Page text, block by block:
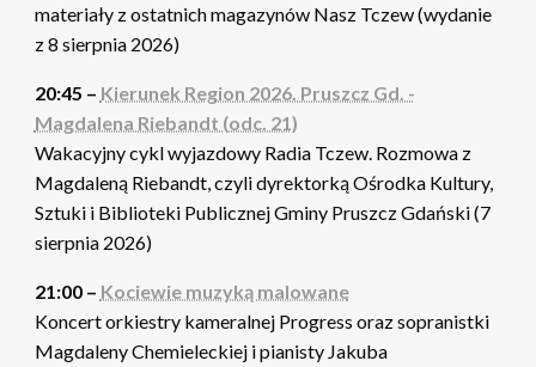
materiały z ostatnich magazynów Nasz Tczew (wydanie
z 8 sierpnia 2026)
20:45 – Kierunek Region 2026. Pruszcz Gd. -
Magdalena Riebandt (odc. 21)
Wakacyjny cykl wyjazdowy Radia Tczew. Rozmowa z
Magdaleną Riebandt, czyli dyrektorką Ośrodka Kultury,
Sztuki i Biblioteki Publicznej Gminy Pruszcz Gdański (7
sierpnia 2026)
21:00 – Kociewie muzyką malowane
Koncert orkiestry kameralnej Progress oraz sopranistki
Magdaleny Chemieleckiej i pianisty Jakuba